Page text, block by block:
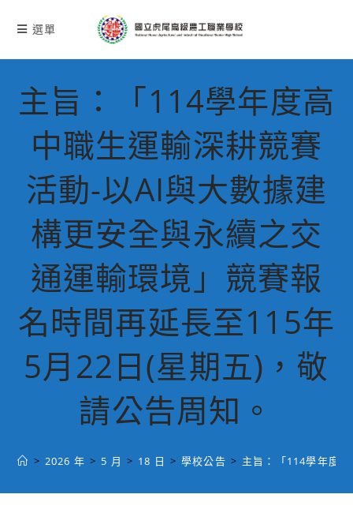
選單
主旨：「114學年度高
中職生運輸深耕競賽
活動-以AI與大數據建
構更安全與永續之交
通運輸環境」競賽報
名時間再延長至115年
5月22日(星期五)，敬
請公告周知。
> 2026 年 > 5 月 > 18 日 > 學校公告 > 主旨：「114學年度